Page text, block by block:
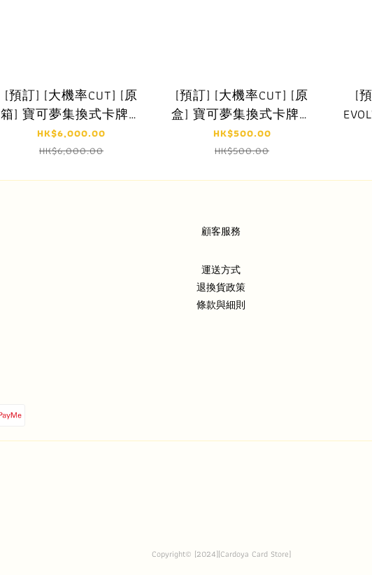
[預訂] [大機率CUT] [原
箱] 寶可夢集換式卡牌遊
戲 超級進化 M6aF 擴充
包 30th
HK$6,000.00
HK$6,000.00
[預訂] [大機率CUT] [原
盒] 寶可夢集換式卡牌遊
戲 超級進化 M6aF 擴充
包 30th CELEBRATION
HK$500.00
HK$500.00
[
顧客服務
運送方式
退換貨政策
條款與細則
Copyright© [2024][Cardoya Card Store]